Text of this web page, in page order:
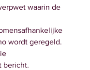
waarin de
wordt geregeld.
bericht.